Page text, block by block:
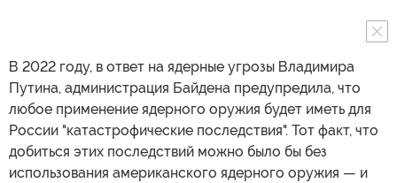
В 2022 году, в ответ на ядерные угрозы Владимира
Путина, администрация Байдена предупредила, что
любое применение ядерного оружия будет иметь для
России "катастрофические последствия". Тот факт, что
добиться этих последствий можно было бы без
использования американского ядерного оружия — и